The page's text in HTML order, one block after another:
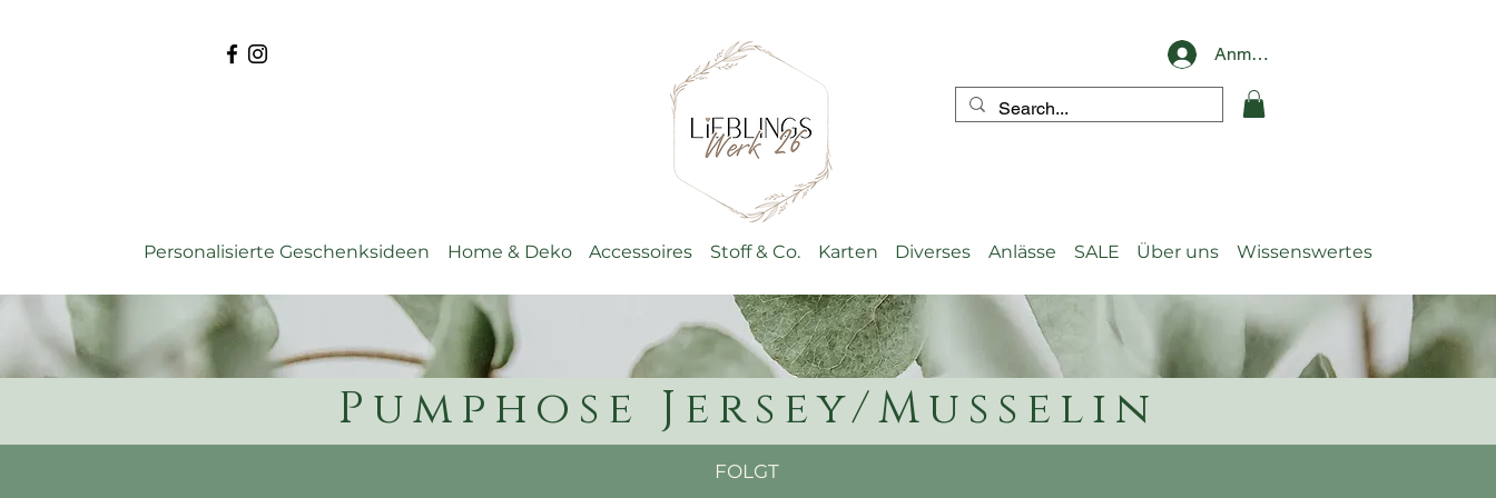
Anmelden
Personalisierte Geschenksideen Home & Deko Accessoires Stoff & Co. Karten Diverses Anlässe SALE Über uns Wissenswertes
Pumphose Jersey/Musselin
FOLGT